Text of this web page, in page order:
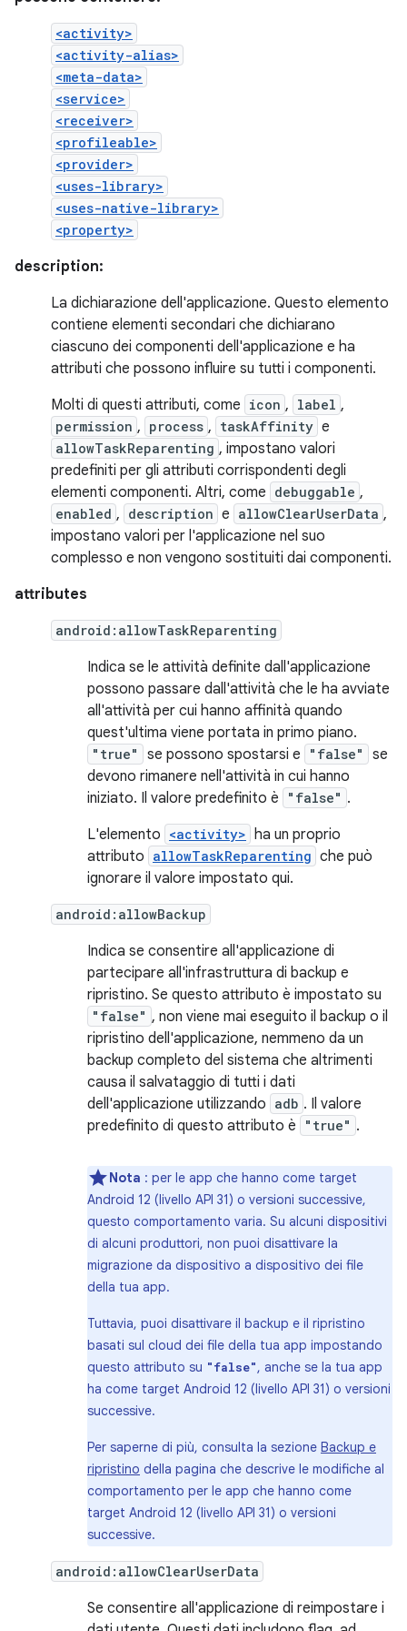
<activity>
<activity-alias>
<meta-data>
<service>
<receiver>
<profileable>
<provider>
<uses-library>
<uses-native-library>
<property>
description:
La dichiarazione dell'applicazione. Questo elemento
contiene elementi secondari che dichiarano
ciascuno dei componenti dell'applicazione e ha
attributi che possono influire su tutti i componenti.
Molti di questi attributi, come icon , label ,
permission , process , taskAffinity e
allowTaskReparenting , impostano valori
predefiniti per gli attributi corrispondenti degli
elementi componenti. Altri, come debuggable ,
enabled , description e allowClearUserData ,
impostano valori per l'applicazione nel suo
complesso e non vengono sostituiti dai componenti.
attributes
android:allowTaskReparenting
Indica se le attività definite dall'applicazione
possono passare dall'attività che le ha avviate
all'attività per cui hanno affinità quando
quest'ultima viene portata in primo piano.
"true" se possono spostarsi e "false"
se
devono rimanere nell'attività in cui hanno
iniziato. Il valore predefinito è
"false" .
L'elemento <activity> ha un proprio
attributo allowTaskReparenting che può
ignorare il valore impostato qui.
android:allowBackup
Indica se consentire all'applicazione di
partecipare all'infrastruttura di backup e
ripristino. Se questo attributo è impostato su
"false" , non viene mai eseguito il backup o il
ripristino dell'applicazione, nemmeno da un
backup completo del sistema che altrimenti
causa il salvataggio di tutti i dati
dell'applicazione utilizzando adb . Il valore
predefinito di questo attributo è
"true" .
Nota : per le app che hanno come target
Android 12 (livello API 31) o versioni successive,
questo comportamento varia. Su alcuni dispositivi
di alcuni produttori, non puoi disattivare la
migrazione da dispositivo a dispositivo dei file
della tua app.
Tuttavia, puoi disattivare il backup e il ripristino
basati sul cloud dei file della tua app impostando
questo attributo su "false", anche se la tua app
ha come target Android 12 (livello API 31) o versioni
successive.
Per saperne di più, consulta la sezione Backup e
ripristino della pagina che descrive le modifiche al
comportamento per le app che hanno come
target Android 12 (livello API 31) o versioni
successive.
android:allowClearUserData
Se consentire all'applicazione di reimpostare i